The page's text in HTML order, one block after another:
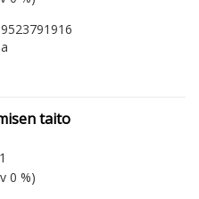
taito
hinta
0 %)